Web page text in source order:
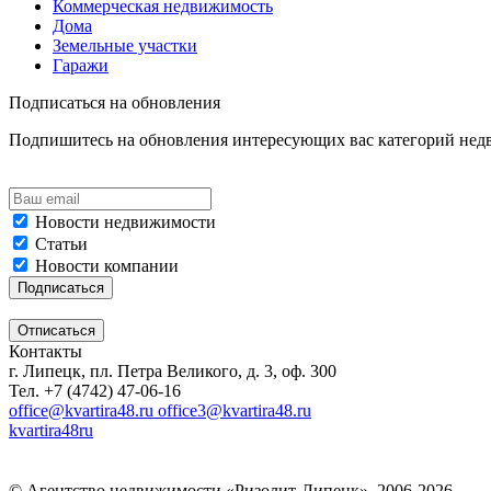
Коммерческая недвижимость
Дома
Земельные участки
Гаражи
Подписаться на обновления
Подпишитесь на обновления интересующих вас категорий
Новости недвижимости
Статьи
Новости компании
Контакты
г. Липецк, пл. Петра Великого, д. 3, оф. 300
Тел. +7 (4742) 47-06-16
office@kvartira48.ru office3@kvartira48.ru
kvartira48ru